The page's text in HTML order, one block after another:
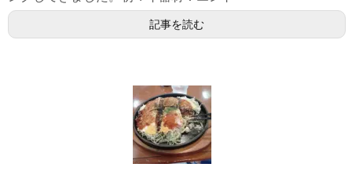
記事を読む